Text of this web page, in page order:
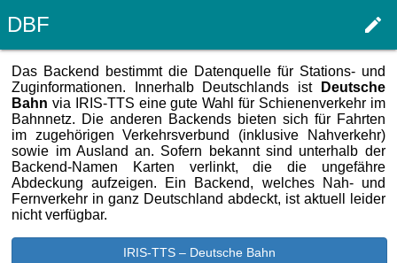
DBF edit
Das Backend bestimmt die Datenquelle für Stations- und
Zuginformationen. Innerhalb Deutschlands ist
Deutsche
Bahn via IRIS-TTS eine gute Wahl für Schienenverkehr im
Bahnnetz. Die anderen Backends bieten sich für Fahrten
im zugehörigen Verkehrsverbund (inklusive Nahverkehr)
sowie im Ausland an. Sofern bekannt sind unterhalb der
Backend-Namen Karten verlinkt, die die ungefähre
Abdeckung aufzeigen. Ein Backend, welches Nah- und
Fernverkehr in ganz Deutschland abdeckt, ist aktuell leider
nicht verfügbar.
IRIS-TTS – Deutsche Bahn